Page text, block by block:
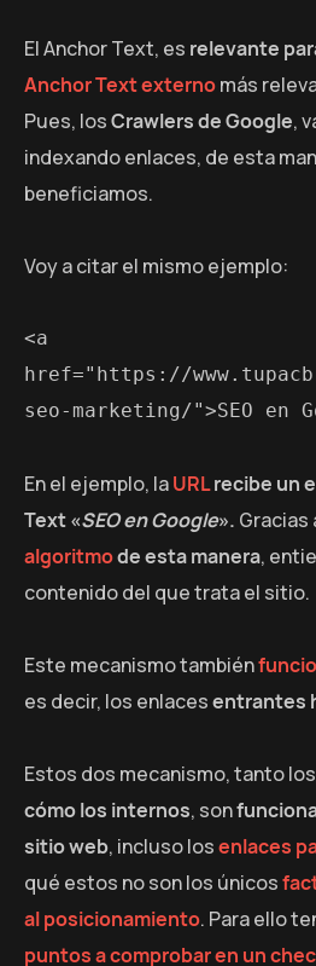
El Anchor Text, es relevante
Anchor Text externomás
Pues, losCrawlers de Google,
indexando enlaces, de esta
beneficiamos.
Voy a citar el mismo ejemplo:
<a
href="https://
seo-marketing/">SEO en
En el ejemplo, laURLrecibe un
Text «SEO en Google». Gracias
algoritmode esta manera,
contenido del que trata el sitio.
Este mecanismo también
es decir, los enlacesentrantes
Estos dos mecanismo, tanto los
cómo los internos, son
sitio web, incluso losenlaces
qué estos no son los únicos
al posicionamiento. Para ello
puntos a comprobar en un